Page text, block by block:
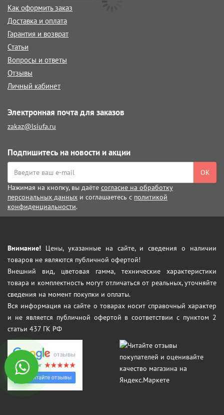
Как оформить заказ
Доставка и оплата
Гарантия и возврат
Статьи
Вопросы и ответы
Отзывы
Личный кабинет
Электронная почта для заказов
zakaz@lsiufa.ru
Подпишитесь на новости и акции
ОК
Нажимая на кнопку, вы даёте согласие на обработку
персональных данных и соглашаетесь с политикой
конфиденциальности.
Внимание! Цены, указанные на сайте, и сведения о наличии
товаров не являются публичной офертой!
Внешний вид, цветовая гамма, технические характеристики
товара и комплектность могут отличаться от реальных, уточняйте
сведения на момент покупки и оплаты.
Вся информация на сайте о товарах носит справочный характер
и не является публичной офертой в соответствии с пунктом 2
статьи 437 ГК РФ